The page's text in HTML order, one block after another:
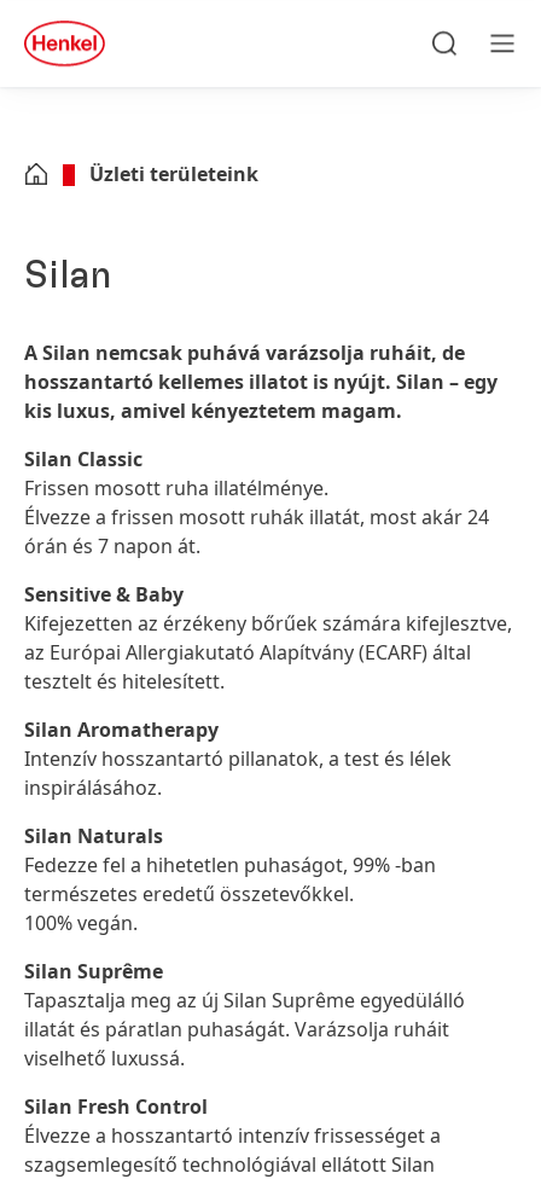
Skip to footer
quick
search
Üzleti területeink
Silan
A Silan nemcsak puhává varázsolja ruháit, de
hosszantartó kellemes illatot is nyújt. Silan – egy
kis luxus, amivel kényeztetem magam.
Silan Classic
Frissen mosott ruha illatélménye.
Élvezze a frissen mosott ruhák illatát, most akár 24
órán és 7 napon át.
Sensitive & Baby
Kifejezetten az érzékeny bőrűek számára kifejlesztve,
az Európai Allergiakutató Alapítvány (ECARF) által
tesztelt és hitelesített.
Silan Aromatherapy
Intenzív hosszantartó pillanatok, a test és lélek
inspirálásához.
Silan Naturals
Fedezze fel a hihetetlen puhaságot, 99% -ban
természetes eredetű összetevőkkel.
100% vegán.
Silan Suprême
Tapasztalja meg az új Silan Suprême egyedülálló
illatát és páratlan puhaságát. Varázsolja ruháit
viselhető luxussá.
Silan Fresh Control
Élvezze a hosszantartó intenzív frissességet a
szagsemlegesítő technológiával ellátott Silan